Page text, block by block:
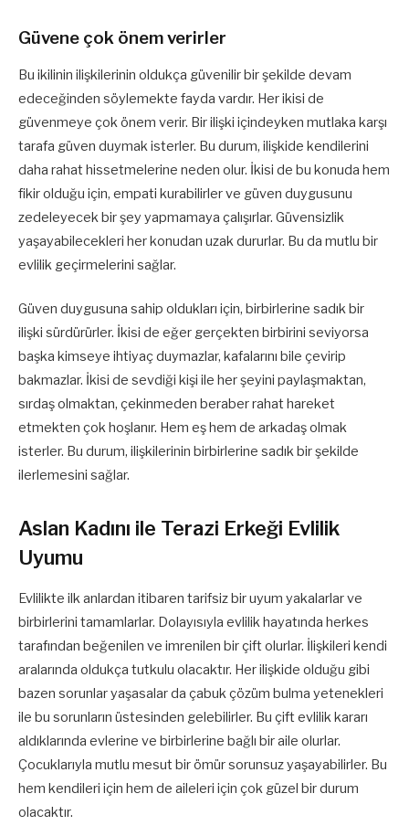
Güvene çok önem verirler
Bu ikilinin ilişkilerinin oldukça güvenilir bir şekilde devam
edeceğinden söylemekte fayda vardır. Her ikisi de
güvenmeye çok önem verir. Bir ilişki içindeyken mutlaka karşı
tarafa güven duymak isterler. Bu durum, ilişkide kendilerini
daha rahat hissetmelerine neden olur. İkisi de bu konuda hem
fikir olduğu için, empati kurabilirler ve güven duygusunu
zedeleyecek bir şey yapmamaya çalışırlar. Güvensizlik
yaşayabilecekleri her konudan uzak dururlar. Bu da mutlu bir
evlilik geçirmelerini sağlar.
Güven duygusuna sahip oldukları için, birbirlerine sadık bir
ilişki sürdürürler. İkisi de eğer gerçekten birbirini seviyorsa
başka kimseye ihtiyaç duymazlar, kafalarını bile çevirip
bakmazlar. İkisi de sevdiği kişi ile her şeyini paylaşmaktan,
sırdaş olmaktan, çekinmeden beraber rahat hareket
etmekten çok hoşlanır. Hem eş hem de arkadaş olmak
isterler. Bu durum, ilişkilerinin birbirlerine sadık bir şekilde
ilerlemesini sağlar.
Aslan Kadını ile Terazi Erkeği Evlilik
Uyumu
Evlilikte ilk anlardan itibaren tarifsiz bir uyum yakalarlar ve
birbirlerini tamamlarlar. Dolayısıyla evlilik hayatında herkes
tarafından beğenilen ve imrenilen bir çift olurlar. İlişkileri kendi
aralarında oldukça tutkulu olacaktır. Her ilişkide olduğu gibi
bazen sorunlar yaşasalar da çabuk çözüm bulma yetenekleri
ile bu sorunların üstesinden gelebilirler. Bu çift evlilik kararı
aldıklarında evlerine ve birbirlerine bağlı bir aile olurlar.
Çocuklarıyla mutlu mesut bir ömür sorunsuz yaşayabilirler. Bu
hem kendileri için hem de aileleri için çok güzel bir durum
olacaktır.